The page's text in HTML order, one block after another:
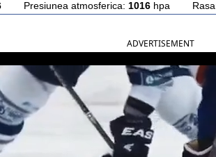
Presiunea atmosferica: 1016hpa
ADVERTISEMENT